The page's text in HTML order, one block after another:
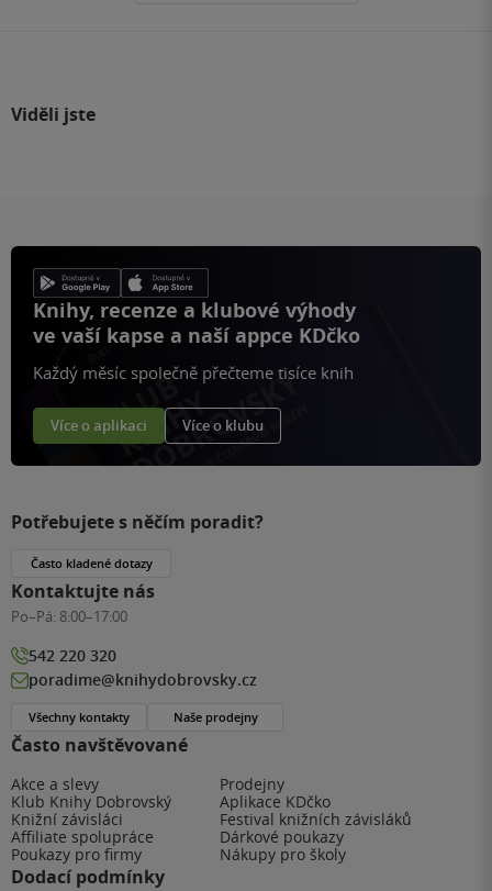
Viděli jste
Knihy, recenze a klubové výhody
ve vaší kapse a naší appce KDčko
Každý měsíc společně přečteme tisíce knih
Více o aplikaci Více o klubu
Často navštěvované
Akce a slevy
Prodejny
Klub Knihy Dobrovský
Aplikace KDčko
Knižní závisláci
Festival knižních závisláků
Affiliate spolupráce
Dárkové poukazy
Poukazy pro firmy
Nákupy pro školy
Dodací podmínky
Potřebujete s něčím poradit?
Často kladené dotazy
Kontaktujte nás
Po–Pá: 8:00–17:00
542 220 320
poradime@knihydobrovsky.cz
Všechny kontakty Naše prodejny